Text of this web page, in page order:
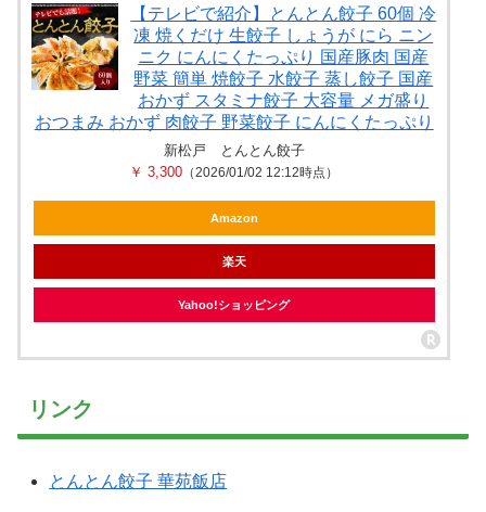
【テレビで紹介】とんとん餃子 60個 冷
凍 焼くだけ 生餃子 しょうが にら ニン
ニク にんにくたっぷり 国産豚肉 国産
野菜 簡単 焼餃子 水餃子 蒸し餃子 国産
おかず スタミナ餃子 大容量 メガ盛り
おつまみ おかず 肉餃子 野菜餃子 にんにくたっぷり
新松戸 とんとん餃子
￥ 3,300 （2026/01/02 12:12時点）
Amazon
楽天
Yahoo!ショッピング
リンク
とんとん餃子 華苑飯店